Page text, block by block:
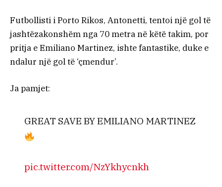
Futbollisti i Porto Rikos, Antonetti, tentoi një gol të
jashtëzakonshëm nga 70 metra në këtë takim, por
pritja e Emiliano Martinez, ishte fantastike, duke e
ndalur një gol të ‘çmendur’.
Ja pamjet:
GREAT SAVE BY EMILIANO MARTINEZ
pic.twitter.com/NzYkhycnkh